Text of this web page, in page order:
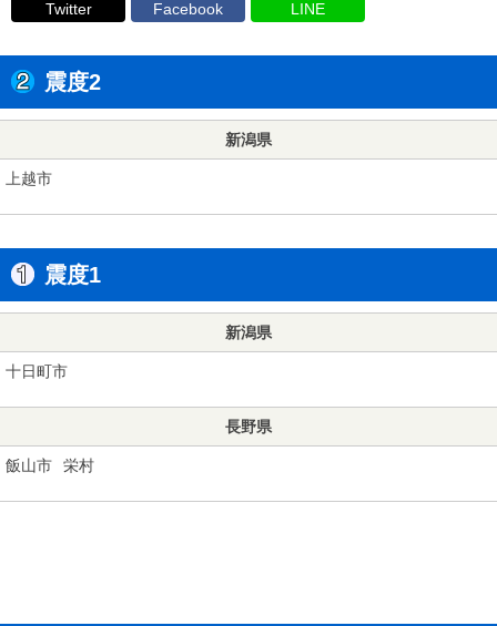
Twitter Facebook LINE
震度2
新潟県
上越市
震度1
新潟県
十日町市
長野県
飯山市 栄村